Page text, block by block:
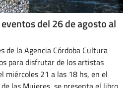
del 26 de agosto al
de la Agencia Córdoba Cultura
para disfrutar de los artistas
miércoles 21 a las 18 hs, en el